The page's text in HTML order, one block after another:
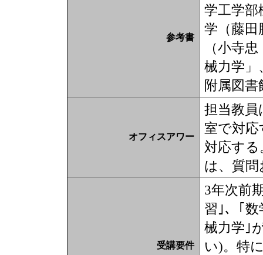
参考書
学工学部
学（藤田
（小寺
械力学」
附属図
オフィスアワー
担当教員
室で対
対応す
は、質
受講要件
3年次前
習｣、｢
械力学｣
い)。特